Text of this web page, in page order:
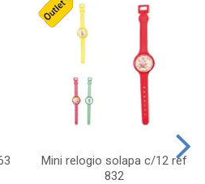
Mini relogio solapa c/12 ref
832